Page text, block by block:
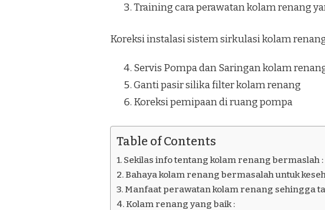
Training cara perawatan kolam renang
Koreksi instalasi sistem sirkulasi kolam
Servis Pompa dan Saringan kolam
Ganti pasir silika filter kolam renang
Koreksi pemipaan di ruang pompa
Table of Contents
Sekilas info tentang kolam renang bermaslah :
Bahaya kolam renang bermasalah untuk
Manfaat perawatan kolam renang sehingga
Kolam renang yang baik :